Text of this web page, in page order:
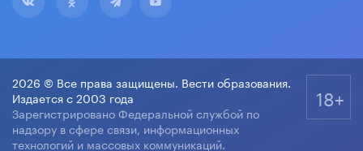
2026 © Все права защищены. Вести образования.
Издается с 2003 года
Зарегистрировано Федеральной службой по
надзору в сфере связи, информационных
технологий и массовых коммуникаций.
18+